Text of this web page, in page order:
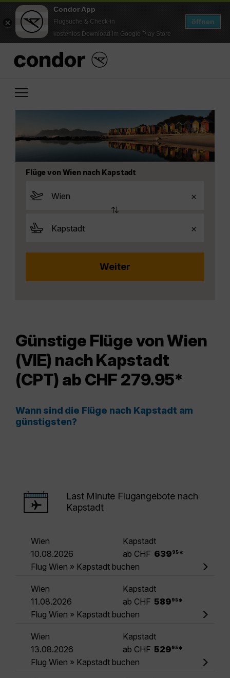
Condor App
Flugsuche & Check-in
kostenlos Download im Google Play Store
öffnen
Flüge von Wien nach Kapstadt
Günstige Flüge von Wien
(VIE) nach Kapstadt
(CPT) ab CHF 279.95*
Wann sind die Flüge nach Kapstadt am
günstigsten?
Last Minute Flugangebote nach
Kapstadt
Wien
Kapstadt
10.08.2026
ab CHF 639 95 *
Flug Wien » Kapstadt buchen
Wien
Kapstadt
11.08.2026
ab CHF 589 95 *
Flug Wien » Kapstadt buchen
Wien
Kapstadt
13.08.2026
ab CHF 529 95 *
Flug Wien » Kapstadt buchen